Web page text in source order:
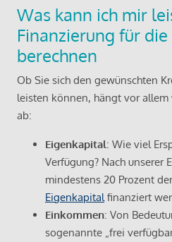
Was kann ich mir
Finanzierung für
berechnen
Ob Sie sich den gewünschten
leisten können, hängt vor
ab:
Eigenkapital: Wie viel
Verfügung? Nach unserer
mindestens 20 Prozent
Eigenkapital finanziert
Einkommen: Von
sogenannte „frei